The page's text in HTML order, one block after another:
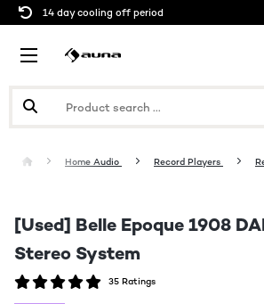
14 day cooling off period
Home Audio Record Players
[Used] Belle Epoque 1908
Stereo System
35 Ratings